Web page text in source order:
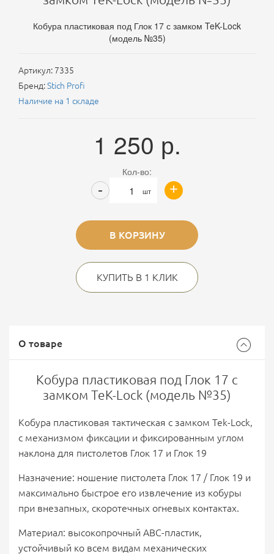
Кобура пластиковая под Глок 17 с замком TeK-Lock
(модель №35)
Артикул: 7335
Бренд:Stich Profi
Наличие на 1 складе
1 250 р.
Кол-во:
шт +
-
В КОРЗИНУ
КУПИТЬ В 1 КЛИК
О товаре
Кобура пластиковая под Глок 17 с
замком TeK-Lock (модель №35)
Кобура пластиковая тактическая с замком Tek-Lock,
с механизмом фиксации и фиксированным углом
наклона для пистолетов Глок 17 и Глок 19
Назначение: ношение пистолета Глок 17 / Глок 19 и
максимально быстрое его извлечение из кобуры
при внезапных, скоротечных огневых контактах.
Материал: высокопрочный АВС-пластик,
устойчивый ко всем видам механических